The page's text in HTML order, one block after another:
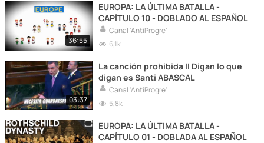
36:55
EUROPA: LA ÚLTIMA BATALLA -
CAPÍTULO 10 - DOBLADO AL ESPAÑOL
Canal 'AntiProgre'
6,1k
03:37
La canción prohibida II Digan lo que
digan es Santi ABASCAL
Canal 'AntiProgre'
5,8k
EUROPA: LA ÚLTIMA BATALLA -
CAPÍTULO 01 - DOBLADA AL ESPAÑOL